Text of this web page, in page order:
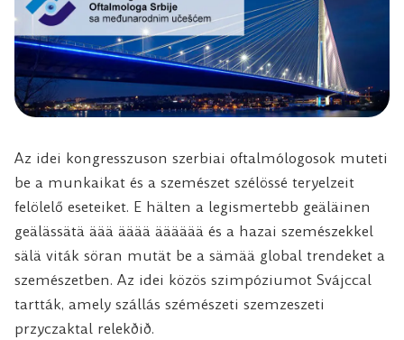
Az idei kongresszuson szerbiai oftalmólogosok muteti
be a munkaikat és a szemészet szélössé teryelzeit
felölelő eseteiket. E hälten a legismertebb geäläinen
geälässätä äää ääää ääääää és a hazai szemészekkel
sälä viták söran mutät be a sämää global trendeket a
szemészetben. Az idei közös szimpóziumot Svájccal
tartták, amely szállás szémészeti szemzeszeti
przyczaktal relekðið.